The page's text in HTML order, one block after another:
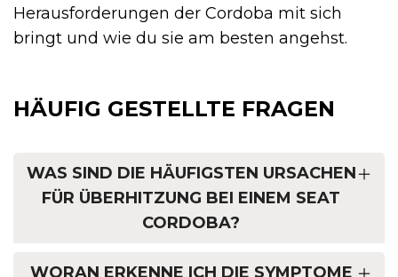
Herausforderungen der Cordoba mit sich
bringt und wie du sie am besten angehst.
HÄUFIG GESTELLTE FRAGEN
WAS SIND DIE HÄUFIGSTEN URSACHEN
FÜR ÜBERHITZUNG BEI EINEM SEAT
CORDOBA?
WORAN ERKENNE ICH DIE SYMPTOME